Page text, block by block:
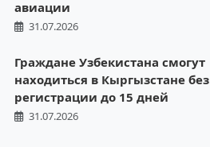
авиации
31.07.2026
Граждане Узбекистана смогут
находиться в Кыргызстане без
регистрации до 15 дней
31.07.2026